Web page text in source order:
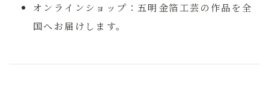
オンラインショップ： 五明金箔工芸の作品を全
国へお届けします。